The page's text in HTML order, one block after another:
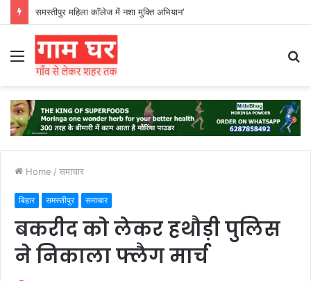
हड़ताली सफाईकर्मियों ने नगर निगम का घेराव किया’
Menu
Home / समाचार
बिहार समस्तीपुर समाचार
बकरीद को लेकर हथौड़ी पुलिस
ने निकाला फ्लैग मार्च